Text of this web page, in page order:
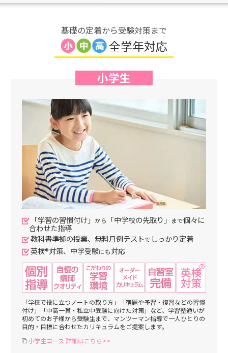
基礎の定着から受験対策まで
全学年対応
小学生
「学習の習慣付け」 から 「中学校の先取り」 まで個々に
合わせた指導
教科書準拠の授業、無料月例テストで しっかり定着
英検®対策、中学受験にも対応
「学校で役に立つノートの取り方」「宿題や予習・復習などの習慣
付け」「中高一貫・私立中受験に向けた対策」など、学習塾通いが
初めてのお子様から受験生まで、マンツーマン指導で一人ひとりの
目的・目標に合わせたカリキュラムをご提案します。
小学生コース 詳細はこちら>>